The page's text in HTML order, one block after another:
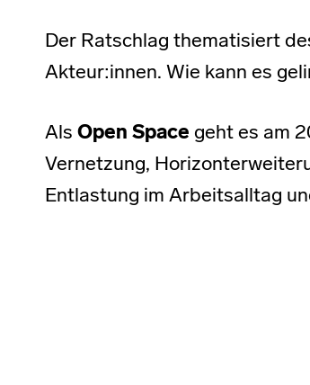
Der Ratschlag thematisiert
Akteur:innen. Wie kann es
Als Open Space geht es am
Vernetzung,
Entlastung im Arbeitsalltag